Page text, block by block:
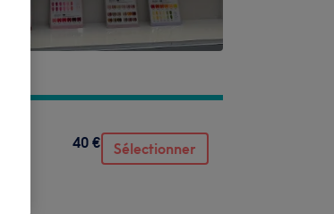
40 € Sélectionner